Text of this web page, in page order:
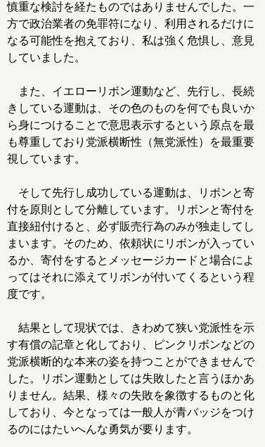
慎重な検討を経たものではありませんでした。一
方で政治業者の免罪符になり、利用されるだけに
なる可能性を抱えており、私は強く危惧し、意見
していました。
また、イエローリボン運動など、先行し、長続
きしている運動は、その色のものを何でも良いか
ら身につけることで意思表示するという原点を最
も尊重しており党派横断性（無党派性）を最重要
視しています。
そして先行し成功している運動は、リボンと寄
付を原則として分離しています。リボンと寄付を
直接紐付けると、必ず販売行為のみが独走してし
まいます。そのため、依頼状にリボンが入ってい
るか、寄付をするとメッセージカードと場合によ
ってはそれに添えてリボンが付いてくるという程
度です。
結果として現状では、きわめて狭い党派性を示
す有償の記章と化しており、ピンクリボンなどの
党派横断的な本来の姿を持つことができませんで
した。リボン運動としては失敗したと言うほかあ
りません。結果、様々の失敗を象徴するものと化
しており、今となっては一般人が青バッジをつけ
るのにはたいへんな勇気が要ります。